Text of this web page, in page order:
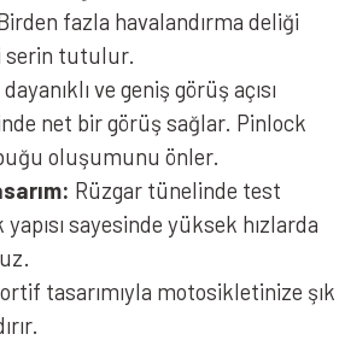
fazla havalandırma deliği
serin tutulur.
ve geniş görüş açısı
net bir görüş sağlar. Pinlock
oluşumunu önler.
Rüzgar tünelinde test
sayesinde yüksek hızlarda
tasarımıyla motosikletinize şık